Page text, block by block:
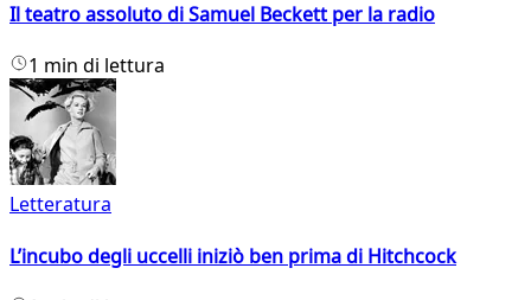
Il teatro assoluto di Samuel Beckett per la radio
1 min di lettura
Letteratura
L’incubo degli uccelli iniziò ben prima di Hitchcock